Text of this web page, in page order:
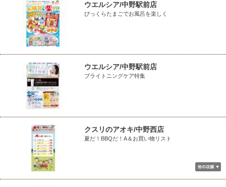
ウエルシア/中野駅前店
びっくらたまごでお風呂を楽しく
ウエルシア/中野駅前店
ブライトニングケア特集
クスリのアオキ/中野西店
夏だ！BBQだ！A＆お買い物リスト